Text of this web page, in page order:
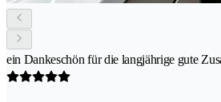
ein Dankeschön für die langjährige gute